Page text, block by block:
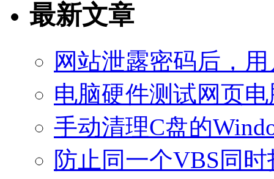
最新文章
网站泄露密码后，
电脑硬件测试网页
手动清理C盘的
防止同一个VBS同